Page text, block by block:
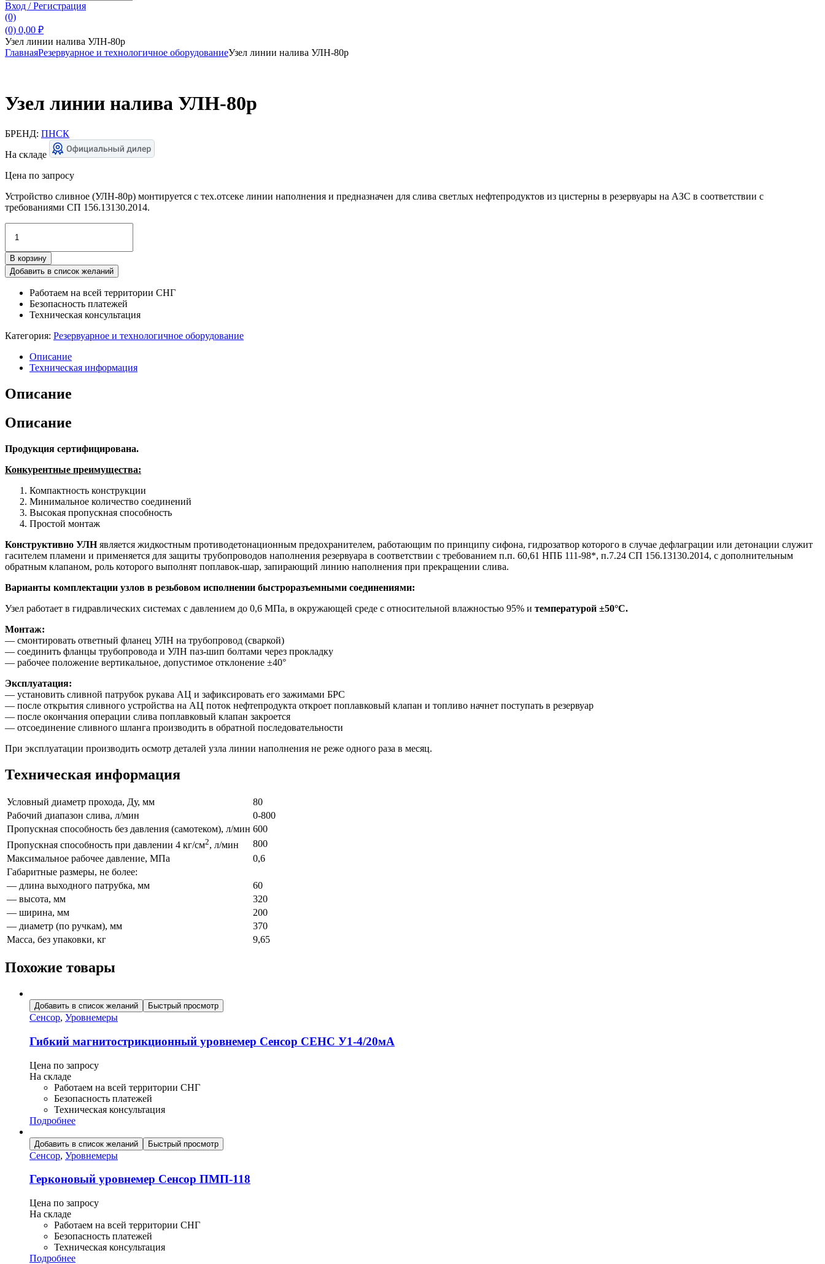
Вход / Регистрация
(0)
(0) 0,00 ₽
Узел линии налива УЛН-80р
ГлавнаяРезервуарное и технологичное оборудованиеУзел линии налива УЛН-80р
Узел линии налива УЛН-80р
БРЕНД: ПНСК
На складе
Цена по запросу
Устройство сливное (УЛН-80р) монтируется с тех.отсеке линии наполнения и предназначен для слива светлых нефтепродуктов из цистерны в резервуары на АЗС в соответствии с
требованиями СП 156.13130.2014.
товара
Узел
линии
налива
В корзину
Добавить в список желаний
Работаем на всей территории СНГ
Безопасность платежей
Техническая консультация
Категория: Резервуарное и технологичное оборудование
Описание
Техническая информация
Описание
Описание
Продукция сертифицирована.
Конкурентные преимущества:
Компактность конструкции
Минимальное количество соединений
Высокая пропускная способность
Простой монтаж
Конструктивно УЛНявляется жидкостным противодетонационным предохранителем, работающим по принципу сифона, гидрозатвор которого в случае дефлаграции или детонации служит
гасителем пламени и применяется для защиты трубопроводов наполнения резервуара в соответствии с требованием п.п. 60,61 НПБ 111-98*, п.7.24 СП 156.13130.2014, с дополнительным
обратным клапаном, роль которого выполнят поплавок-шар, запирающий линию наполнения при прекращении слива.
Варианты комплектации узлов в резьбовом исполнении быстроразъемными соединениями:
Узел работает в гидравлических системах с давлением до 0,6 МПа, в окружающей среде с относительной влажностью 95% и температурой ±50°С.
Монтаж:
— смонтировать ответный фланец УЛН на трубопровод (сваркой)
— соединить фланцы трубопровода и УЛН паз-шип болтами через прокладку
— рабочее положение вертикальное, допустимое отклонение ±40°
Эксплуатация:
— установить сливной патрубок рукава АЦ и зафиксировать его зажимами БРС
— после открытия сливного устройства на АЦ поток нефтепродукта откроет поплавковый клапан и топливо начнет поступать в резервуар
— после окончания операции слива поплавковый клапан закроется
— отсоединение сливного шланга производить в обратной последовательности
При эксплуатации производить осмотр деталей узла линии наполнения не реже одного раза в месяц.
Техническая информация
Условный диаметр прохода, Ду, мм
80
Рабочий диапазон слива, л/мин
0-800
Пропускная способность без давления (самотеком), л/мин 600
Пропускная способность при давлении 4 кг/см2, л/мин
800
Максимальное рабочее давление, МПа
0,6
Габаритные размеры, не более:
— длина выходного патрубка, мм
60
— высота, мм
320
— ширина, мм
200
— диаметр (по ручкам), мм
370
Масса, без упаковки, кг
9,65
Похожие товары
Добавить в список желаний Быстрый просмотр
Сенсор, Уровнемеры
Гибкий магнитострикционный уровнемер Сенсор СЕНС У1-4/20мА
Цена по запросу
На складе
Работаем на всей территории СНГ
Безопасность платежей
Техническая консультация
Подробнее
Добавить в список желаний Быстрый просмотр
Сенсор, Уровнемеры
Герконовый уровнемер Сенсор ПМП-118
Цена по запросу
На складе
Работаем на всей территории СНГ
Безопасность платежей
Техническая консультация
Подробнее